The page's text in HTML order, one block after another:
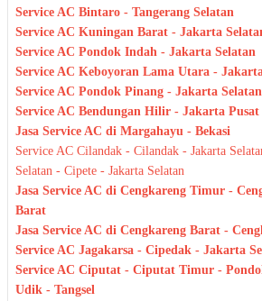
Service AC Bintaro - Tangerang Selatan
Service AC Kuningan Barat - Jakarta
Service AC Pondok Indah - Jakarta Selatan
Service AC Keboyoran Lama Utara -
Service AC Pondok Pinang - Jakarta Selatan
Service AC Bendungan Hilir - Jakarta Pusat
Jasa Service AC di Margahayu - Bekasi
Service AC Cilandak - Cilandak - Jakarta
Selatan - Cipete - Jakarta Selatan
Jasa Service AC di Cengkareng Timur -
Barat
Jasa Service AC di Cengkareng Barat -
Service AC Jagakarsa - Cipedak - Jakarta
Service AC Ciputat - Ciputat Timur -
Udik - Tangsel